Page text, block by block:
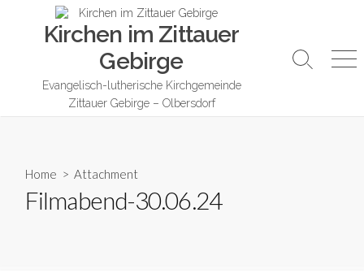
Kirchen im Zittauer
Gebirge
Evangelisch-lutherische Kirchgemeinde
Zittauer Gebirge – Olbersdorf
Search
Home > Attachment
Filmabend-30.06.24